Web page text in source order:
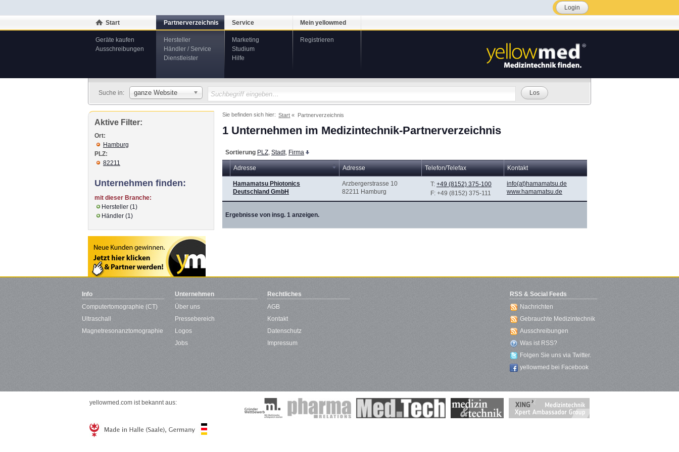
Login
Start
Geräte kaufen
Ausschreibungen
Partnerverzeichnis
Hersteller
Händler / Service
Dienstleister
Service
Marketing
Studium
Hilfe
Mein yellowmed
Registrieren
Suche in: ganze Website Los
Sie befinden sich hier: Start Partnerverzeichnis
1 Unternehmen im Medizintechnik-Partnerverzeichnis
Sortierung PLZ Stadt, Firma
Adresse Adresse Telefon/Telefax Kontakt
Ergebnisse von insg. 1 anzeigen.
Hamamatsu Phiotonics
Deutschland GmbH
Arzbergerstrasse 10
82211 Hamburg
T: +49 (8152) 375-100
F: +49 (8152) 375-111
info(at)hamamatsu.de
www.hamamatsu.de
Aktive Filter:
Ort:
Hamburg
PLZ:
82211
Unternehmen finden:
mit dieser Branche:
Hersteller (1)
Händler (1)
Info
Computertomographie (CT)
Ultraschall
Magnetresonanztomographie
Unternehmen
Über uns
Pressebereich
Logos
Jobs
Rechtliches
AGB
Kontakt
Datenschutz
Impressum
RSS & Social Feeds
Nachrichten
Gebrauchte Medizintechnik
Ausschreibungen
Was ist RSS?
Folgen Sie uns via Twitter.
yellowmed bei Facebook
yellowmed.com ist bekannt aus: